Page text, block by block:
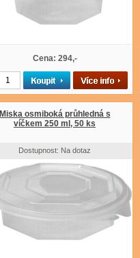
Cena: 294,-
Miska osmiboká průhledná s
víčkem 250 ml, 50 ks
Dostupnost: Na dotaz